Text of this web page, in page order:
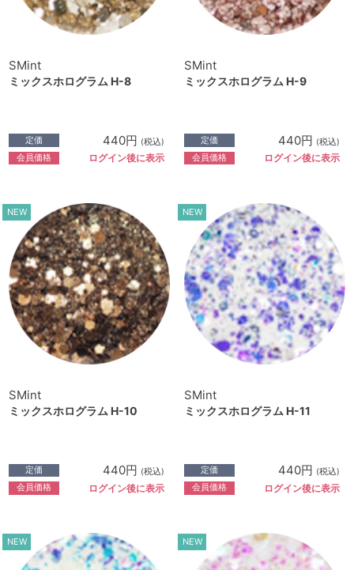
SMint
ミックスホログラム H-8
定価 440円 (税込)
会員価格 ログイン後に表示
SMint
ミックスホログラム H-9
定価 440円 (税込)
会員価格 ログイン後に表示
NEW
SMint
ミックスホログラム H-10
定価 440円 (税込)
会員価格 ログイン後に表示
NEW
SMint
ミックスホログラム H-11
定価 440円 (税込)
会員価格 ログイン後に表示
NEW NEW